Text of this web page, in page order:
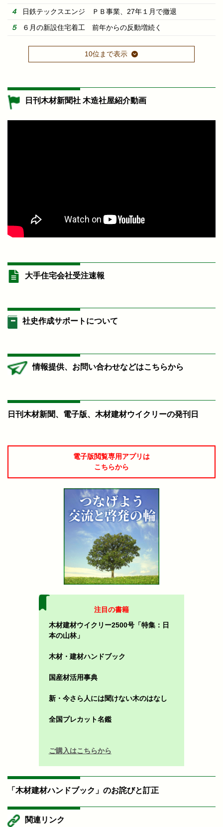
日鉄テックスエンジ ＰＢ事業、27年１月で撤退
６月の新設住宅着工 前年からの反動増続く
10位まで表示
日刊木材新聞社 木造社屋紹介動画
大手住宅会社受注速報
社史作成サポートについて
情報提供、お問い合わせなどはこちらから
日刊木材新聞、電子版、木材建材ウイクリーの発刊日
電子版閲覧専用アプリは
こちらから
注目の書籍
木材建材ウイクリー2500号「特集：日
本の山林」
木材・建材ハンドブック
国産材活用事典
新・今さら人には聞けない木のはなし
全国プレカット名鑑
ご購入はこちらから
「木材建材ハンドブック」のお詫びと訂正
関連リンク